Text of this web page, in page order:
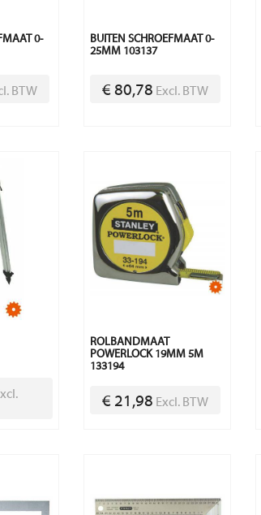
0-
BTW
BUITEN SCHROEFMAAT 0-
25MM 103137
€ 80,78 Excl. BTW
ROLBANDMAAT
POWERLOCK 19MM 5M
133194
€ 21,98 Excl. BTW